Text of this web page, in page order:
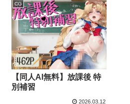
CG
【同人AI無料】放課後 特
別補習
2026.03.12